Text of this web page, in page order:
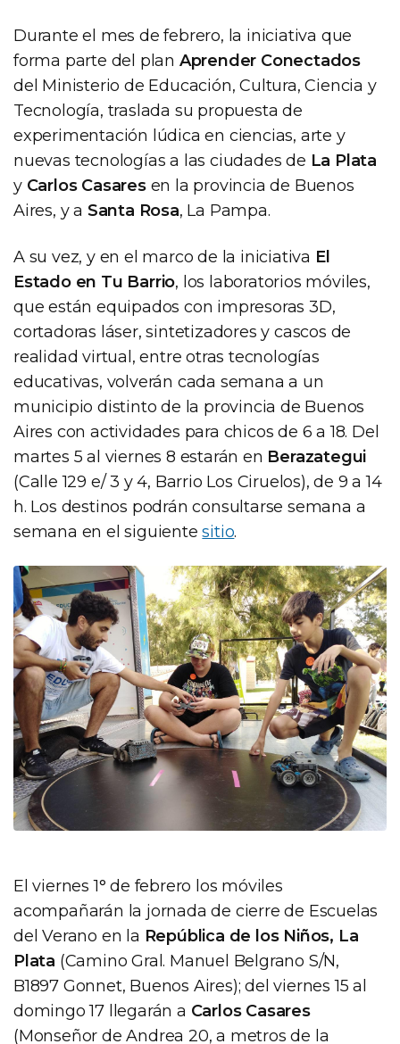
Durante el mes de febrero, la iniciativa que
forma parte del plan Aprender Conectados
del Ministerio de Educación, Cultura, Ciencia y
Tecnología, traslada su propuesta de
experimentación lúdica en ciencias, arte y
nuevas tecnologías a las ciudades de La Plata
y Carlos Casaresen la provincia de Buenos
Aires, y a Santa Rosa, La Pampa.
A su vez, y en el marco de la iniciativa El
Estado en Tu Barrio, los laboratorios móviles,
que están equipados con impresoras 3D,
cortadoras láser, sintetizadores y cascos de
realidad virtual, entre otras tecnologías
educativas, volverán cada semana a un
municipio distinto de la provincia de Buenos
Aires con actividades para chicos de 6 a 18. Del
martes 5 al viernes 8 estarán en Berazategui
(Calle 129 e/ 3 y 4, Barrio Los Ciruelos), de 9 a 14
h. Los destinos podrán consultarse semana a
semana en el siguientesitio.
El viernes 1° de febrero los móviles
acompañarán la jornada de cierre de Escuelas
del Verano en la República de los Niños, La
Plata (Camino Gral. Manuel Belgrano S/N,
B1897 Gonnet, Buenos Aires); del viernes 15 al
domingo 17 llegarán a Carlos Casares
(Monseñor de Andrea 20, a metros de la